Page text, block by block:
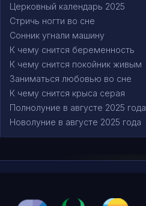
Церковный календарь 2025
Стричь ногти во сне
Сонник угнали машину
К чему снится беременность
К чему снится покойник живым
Заниматься любовью во сне
К чему снится крыса серая
Полнолуние в августе 2025 года
Новолуние в августе 2025 года